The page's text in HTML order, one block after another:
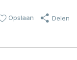
Opslaan Delen